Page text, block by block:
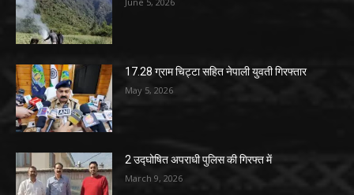
17.28 ग्राम चिट्टा सहित नेपाली युवती गिरफ्तार
May 5, 2026
2 उद्घोषित अपराधी पुलिस की गिरफ्त में
March 9, 2026